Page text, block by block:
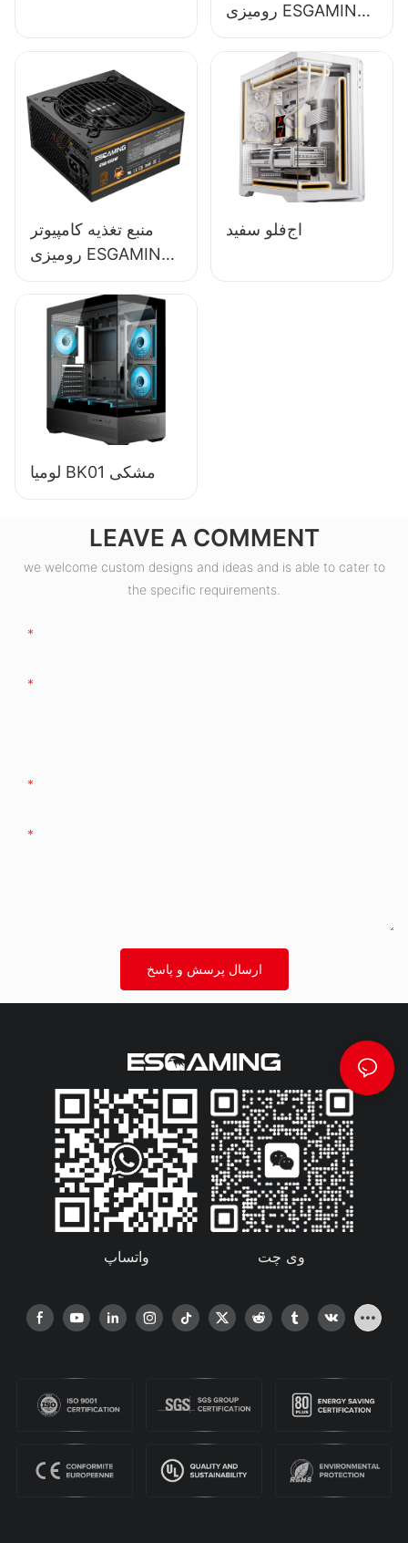
رومیزی ESGAMING
مدل ESB650W با
کیفیت بالا و راندمان
85% و ماژول کامل
80+ برنزی
منبع تغذیه کامپیوتر
رومیزی ESGAMING
550W با کیفیت بالا و
راندمان 85% و بیش
از 80 درصد برنز، مدل
ESB550W
اج‌فلو سفید
لومیا BK01 مشکی
LEAVE A COMMENT
we welcome custom designs and ideas and is able to cater to
the specific requirements.
ارسال پرسش و پاسخ
واتساپ وی چت